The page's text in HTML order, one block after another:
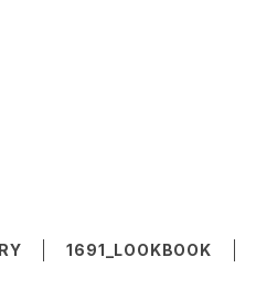
1691_LOOKBOOK